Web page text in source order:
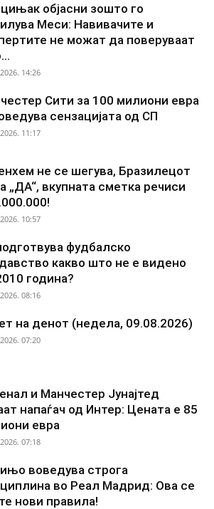
објасни зошто го
Меси: Навивачите и
не можат да поверуваат
14:26
Сити за 100 милиони евра
сензацијата од СП
11:17
не се шегува, Бразилецот
„ДА“, вкупната сметка речиси
10:57
фудбалско
какво што не е видено
година?
08:16
на денот (недела, 09.08.2026)
07:20
и Манчестер Јунајтед
напаѓач од Интер: Цената е 85
евра
07:18
воведува строга
во Реал Мадрид: Ова се
нови правила!